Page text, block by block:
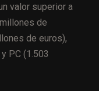
valor superior a
de
de euros),
PC (1.503